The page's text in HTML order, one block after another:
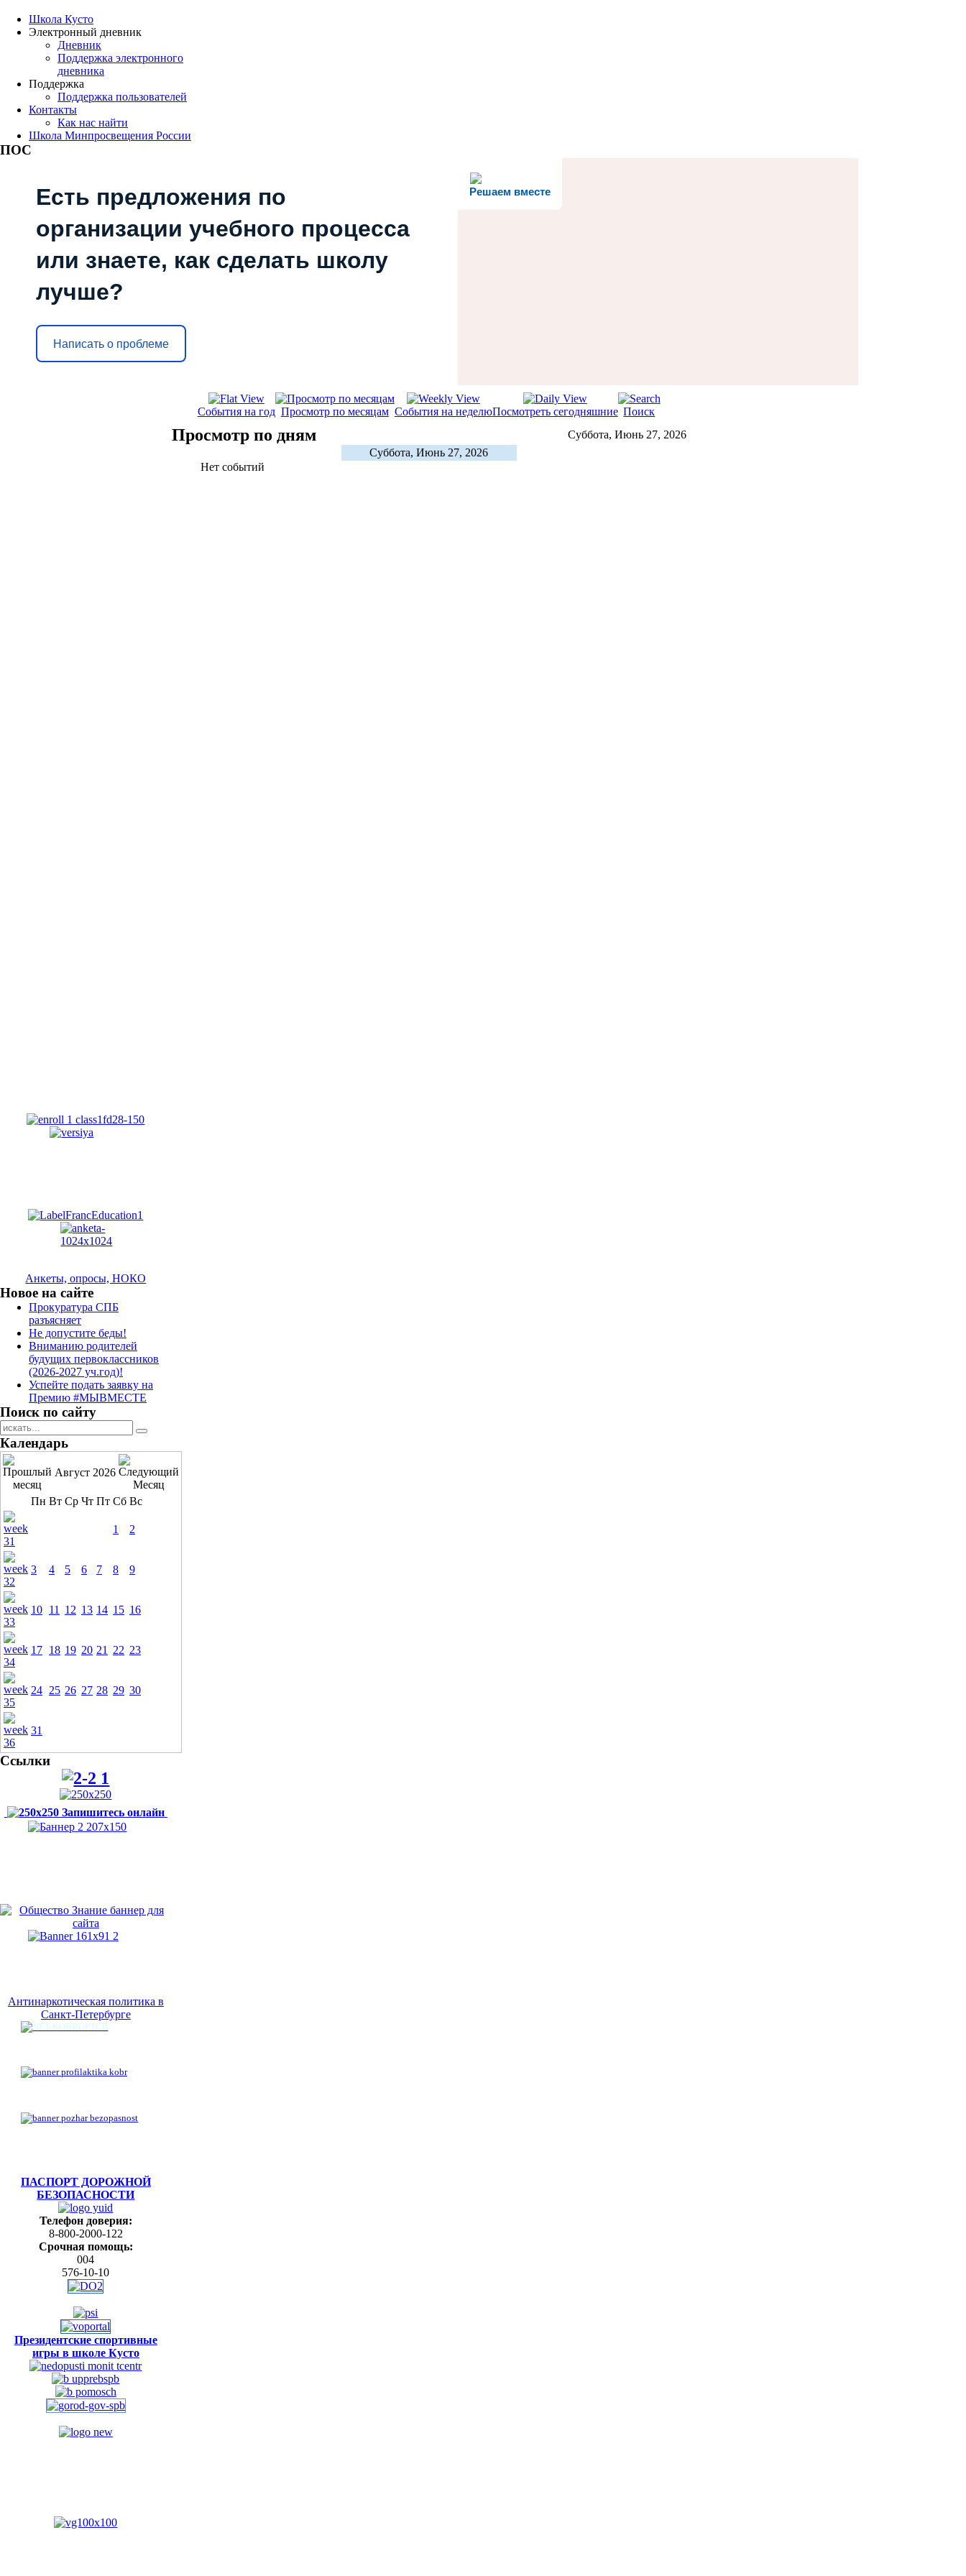
Школа Кусто
Электронный дневник
Дневник
Поддержка электронного
дневника
Поддержка
Поддержка пользователей
Контакты
Как нас найти
Школа Минпросвещения России
ПОС
Решаем вместе
Есть предложения по
организации учебного процесса
или знаете, как сделать школу
лучше?
Написать о проблеме
События на год Просмотр по месяцам События на неделюПосмотреть сегодняшние Поиск
Просмотр по дням
Суббота, Июнь 27, 2026
Суббота, Июнь 27, 2026
Нет событий
Анкеты, опросы, НОКО
Новое на сайте
Прокуратура СПБ
разъясняет
Не допустите беды!
Вниманию родителей
будущих первоклассников
(2026-2027 уч.год)!
Успейте подать заявку на
Премию #МЫВМЕСТЕ
Поиск по сайту
Календарь
Август 2026
Пн Вт Ср Чт Пт Сб Вс
1 2
3 4 5 6 7 8 9
10 11 12 13 14 15 16
17 18 19 20 21 22 23
24 25 26 27 28 29 30
31
Ссылки
Антинаркотическая политика в
Санкт-Петербурге
ПАСПОРТ ДОРОЖНОЙ
БЕЗОПАСНОСТИ
Телефон доверия:
8-800-2000-122
Срочная помощь:
004
576-10-10
Президентские спортивные
игры в школе Кусто